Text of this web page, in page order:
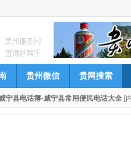
贵州微信 贵网搜索
宁县电话簿-威宁县常用便民电话大全 [